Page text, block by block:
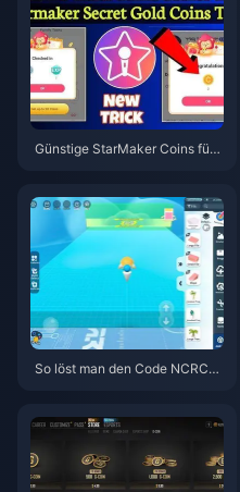
Günstige StarMaker Coins für
So löst man den Code NCRCK